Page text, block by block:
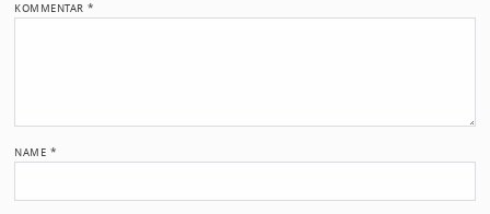
KOMMENTAR*
NAME *